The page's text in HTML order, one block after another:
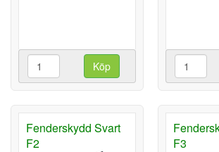
Köp
Fenderskydd Svart
F2
F3